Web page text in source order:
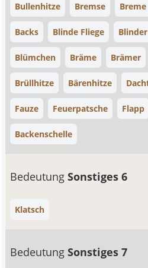
Bullenhitze Bremse Breme
Backs Blinde Fliege
Blümchen Bräme Brämer
Brüllhitze Bärenhitze
Fauze Feuerpatsche Flapp
Backenschelle
BedeutungSonstiges 6
Klatsch
BedeutungSonstiges 7